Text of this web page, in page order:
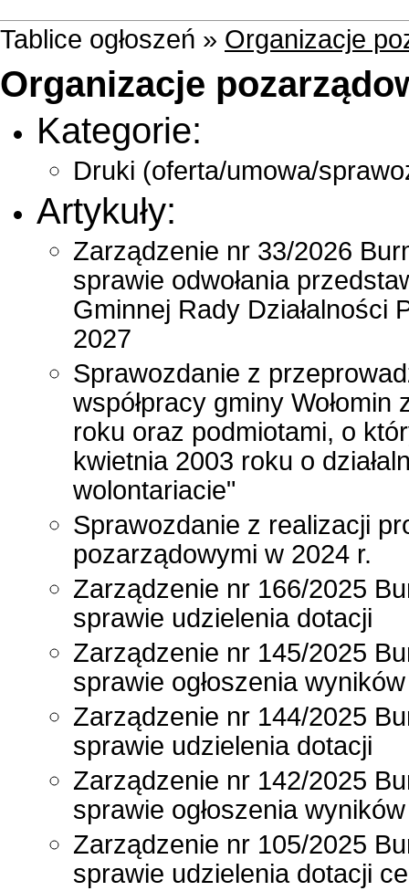
Tablice ogłoszeń » Organizacje
Organizacje
Kategorie:
Druki (oferta/umowa/
Artykuły:
Zarządzenie nr 33/2026
sprawie odwołania
Gminnej Rady Działalności
2027
Sprawozdanie z
współpracy gminy
roku oraz podmiotami, o
kwietnia 2003 roku o
wolontariacie"
Sprawozdanie z realizacji
pozarządowymi w 2024 r.
Zarządzenie nr 166/2025
sprawie udzielenia dotacji
Zarządzenie nr 145/2025
sprawie ogłoszenia
Zarządzenie nr 144/2025
sprawie udzielenia dotacji
Zarządzenie nr 142/2025
sprawie ogłoszenia
Zarządzenie nr 105/2025
sprawie udzielenia dotacji